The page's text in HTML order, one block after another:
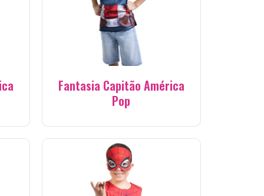
Fantasia Capitão América
Pop